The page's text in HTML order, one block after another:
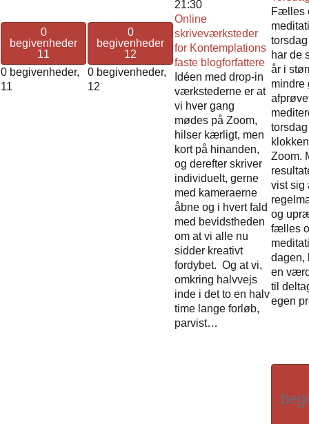
0
begivenheder
11
0 begivenheder,
11
0
begivenheder
12
0 begivenheder,
12
21:30
Online
skriveværksteder
for Kontemplations
faste blogforfattere
Idéen med drop-in
værkstederne er at
vi hver gang
mødes på Zoom,
hilser kærligt, men
kort på hinanden,
og derefter skriver
individuelt, gerne
med kameraerne
åbne og i hvert fald
med bevidstheden
om at vi alle nu
sidder kreativt
fordybet. Og at vi,
omkring halvvejs
inde i det to en halv
time lange forløb,
parvist…
Fælles
har de
år i
mindre
Zoom.
vist sig
og
fælles
dagen,
en
til
egen